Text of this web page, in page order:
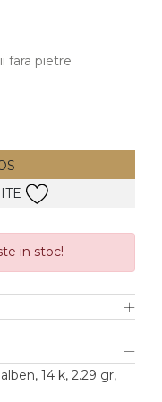
Vezi toate
fara pietre
in stoc!
14 k, 2.29 gr,